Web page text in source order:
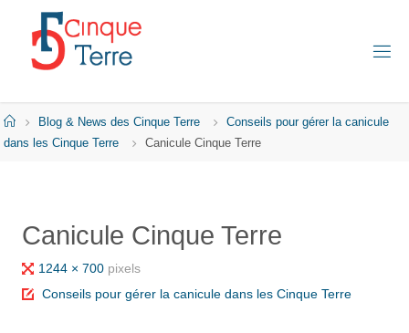
content
Q
UE
E
TA
HomeBlog & News des Cinque Terre
Conseils pour gérer la canicule
dans les Cinque Terre
Canicule Cinque Terre
Canicule Cinque Terre
Full
size
1244 × 700 pixels
Conseils pour gérer la canicule dans les Cinque Terre